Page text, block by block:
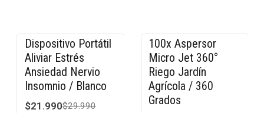
-27% OFF
Dispositivo Portátil
Aliviar Estrés
Ansiedad Nervio
Insomnio / Blanco
$21.990$29.990
-15% OFF
100x Aspersor
Micro Jet 360°
Riego Jardín
Agrícola / 360
Grados